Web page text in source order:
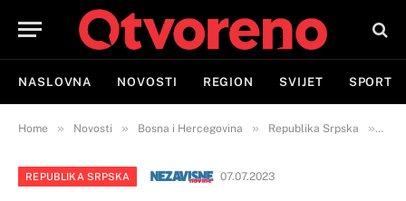
NASLOVNA NOVOSTI REGION SVIJET SPORT
Home » Novosti » Bosna i Hercegovina » Republika Srpska »
REPUBLIKA SRPSKA 07.07.2023